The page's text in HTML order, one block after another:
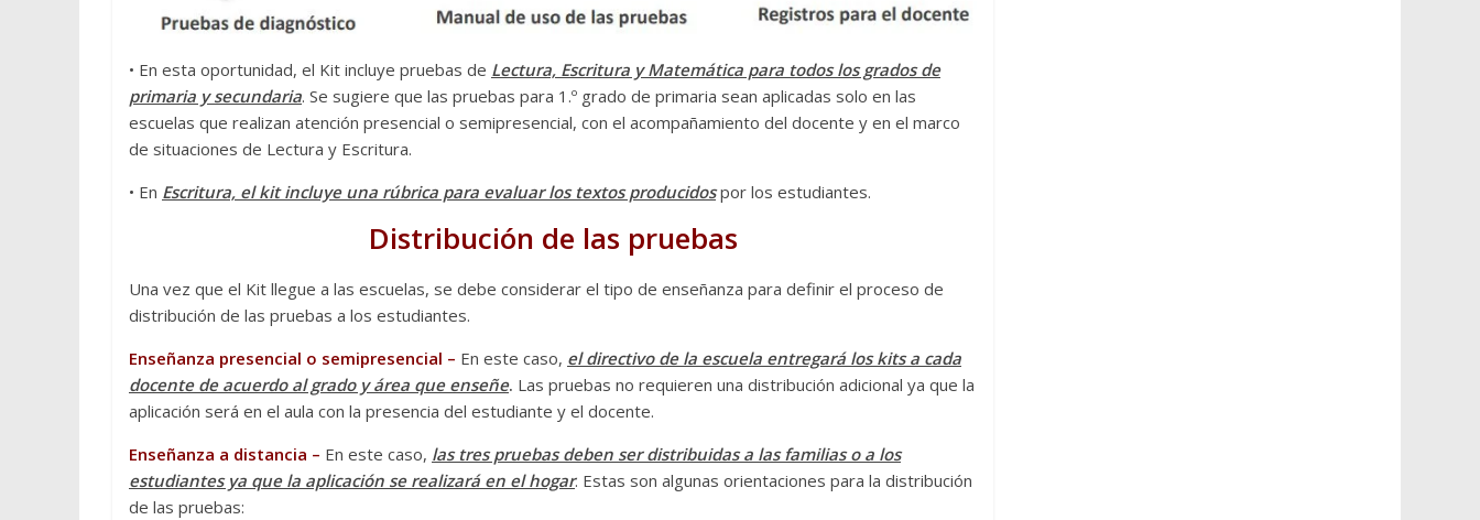
• En esta oportunidad, el Kit incluye pruebas de Lectura, Escritura y Matemática para todos los grados de
primaria y secundaria. Se sugiere que las pruebas para 1.º grado de primaria sean aplicadas solo en las
escuelas que realizan atención presencial o semipresencial, con el acompañamiento del docente y en el marco
de situaciones de Lectura y Escritura.
• En Escritura, el kit incluye una rúbrica para evaluar los textos producidospor los estudiantes.
Distribución de las pruebas
Una vez que el Kit llegue a las escuelas, se debe considerar el tipo de enseñanza para definir el proceso de
distribución de las pruebas a los estudiantes.
Enseñanza presencial o semipresencial – En este caso, el directivo de la escuela entregará los kits a cada
docente de acuerdo al grado y área que enseñe. Las pruebas no requieren una distribución adicional ya que la
aplicación será en el aula con la presencia del estudiante y el docente.
Enseñanza a distancia – En este caso, las tres pruebas deben ser distribuidas a las familias o a los
estudiantes ya que la aplicación se realizará en el hogar. Estas son algunas orientaciones para la distribución
de las pruebas: